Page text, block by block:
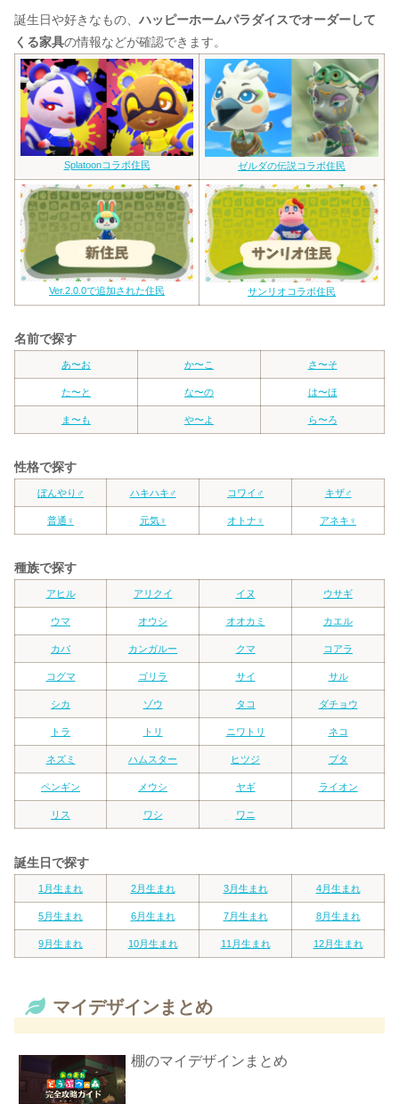
誕生日や好きなもの、 ハッピーホームパラダイスでオーダーして
くる家具の情報などが確認できます。
Splatoonコラボ住民 ゼルダの伝説コラボ住民
Ver.2.0.0で追加された住民 サンリオコラボ住民
名前で探す
あ〜お か〜こ さ〜そ
た〜と な〜の は〜ほ
ま〜も や〜よ ら〜ろ
性格で探す
ぼんやり♂ ハキハキ♂ コワイ♂ キザ♂
普通♀ 元気♀ オトナ♀ アネキ♀
種族で探す
アヒル アリクイ イヌ ウサギ
ウマ オウシ オオカミ カエル
カバ カンガルー クマ コアラ
コグマ ゴリラ サイ サル
シカ ゾウ タコ ダチョウ
トラ トリ ニワトリ ネコ
ネズミ ハムスター ヒツジ ブタ
ペンギン メウシ ヤギ ライオン
リス ワシ ワニ
誕生日で探す
1月生まれ 2月生まれ 3月生まれ 4月生まれ
5月生まれ 6月生まれ 7月生まれ 8月生まれ
9月生まれ 10月生まれ 11月生まれ 12月生まれ
マイデザインまとめ
棚のマイデザインまとめ